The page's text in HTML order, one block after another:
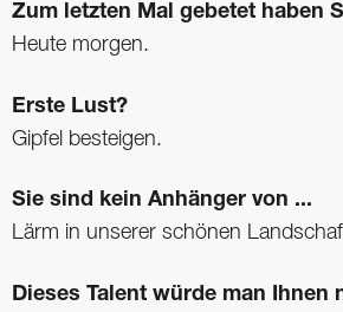
Zum letzten Mal gebetet haben
Heute morgen.
Erste Lust?
Gipfel besteigen.
Sie sind kein Anhänger von ...
Lärm in unserer schönen
Dieses Talent würde man Ihnen